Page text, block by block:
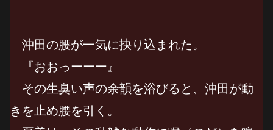
沖田の腰が一気に抉り込まれた。
『おおっーーー』
その生臭い声の余韻を浴びると、沖田が動
きを止め腰を引く。